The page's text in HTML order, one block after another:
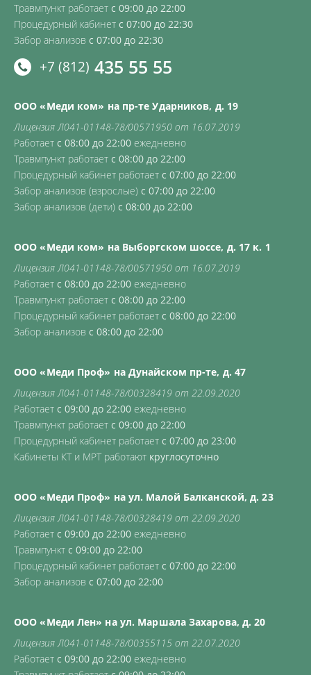
Травмпункт работает с 09:00 до 22:00
Процедурный кабинет с 07:00 до 22:30
Забор анализов с 07:00 до 22:30
+7 (812) 435 55 55
ООО «Меди ком» на пр-те Ударников, д. 19
Лицензия Л041-01148-78/00571950 от 16.07.2019
Работает с 08:00 до 22:00 ежедневно
Травмпункт работает с 08:00 до 22:00
Процедурный кабинет работает с 07:00 до 22:00
Забор анализов (взрослые) с 07:00 до 22:00
Забор анализов (дети) с 08:00 до 22:00
ООО «Меди ком» на Выборгском шоссе, д. 17 к. 1
Лицензия Л041-01148-78/00571950 от 16.07.2019
Работает с 08:00 до 22:00 ежедневно
Травмпункт работает с 08:00 до 22:00
Процедурный кабинет работает с 08:00 до 22:00
Забор анализов с 08:00 до 22:00
ООО «Меди Проф» на Дунайском пр-те, д. 47
Лицензия Л041-01148-78/00328419 от 22.09.2020
Работает с 09:00 до 22:00 ежедневно
Травмпункт работает с 09:00 до 22:00
Процедурный кабинет работает с 07:00 до 23:00
Кабинеты КТ и МРТ работают круглосуточно
ООО «Меди Проф» на ул. Малой Балканской, д. 23
Лицензия Л041-01148-78/00328419 от 22.09.2020
Работает с 09:00 до 22:00 ежедневно
Травмпункт с 09:00 до 22:00
Процедурный кабинет работает с 07:00 до 22:00
Забор анализов с 07:00 до 22:00
ООО «Меди Лен» на ул. Маршала Захарова, д. 20
Лицензия Л041-01148-78/00355115 от 22.07.2020
Работает с 09:00 до 22:00 ежедневно